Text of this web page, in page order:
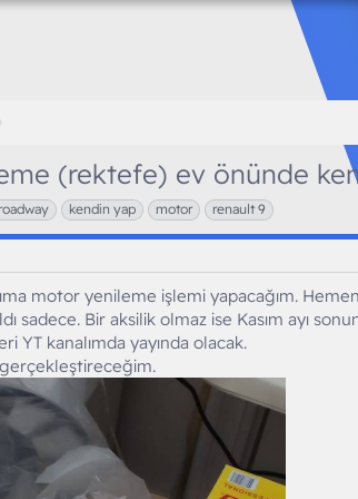
(rektefe) ev önünde
kendin yap motor renault 9
motor yenileme işlemi yapacağım.
sadece. Bir aksilik olmaz ise Kasım ayı
YT kanalımda yayında olacak.